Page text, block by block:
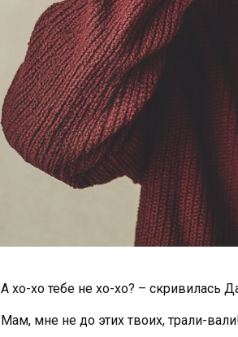
А хо-хо тебе не хо-хо? – скривилась
Мам, мне не до этих твоих, трали-